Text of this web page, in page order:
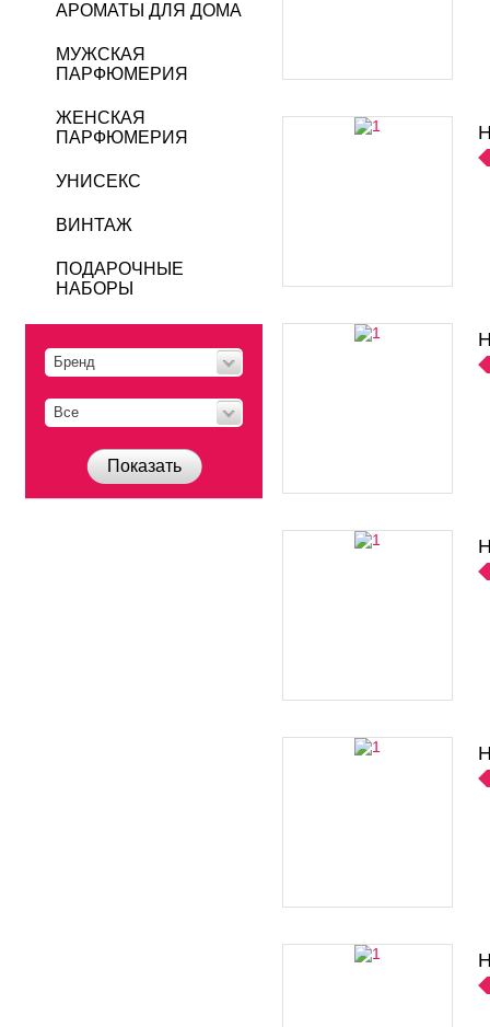
АРОМАТЫ ДЛЯ ДОМА
МУЖСКАЯ
ПАРФЮМЕРИЯ
ЖЕНСКАЯ
ПАРФЮМЕРИЯ
УНИСЕКС
ВИНТАЖ
ПОДАРОЧНЫЕ
НАБОРЫ
Бренд
Все
Показать